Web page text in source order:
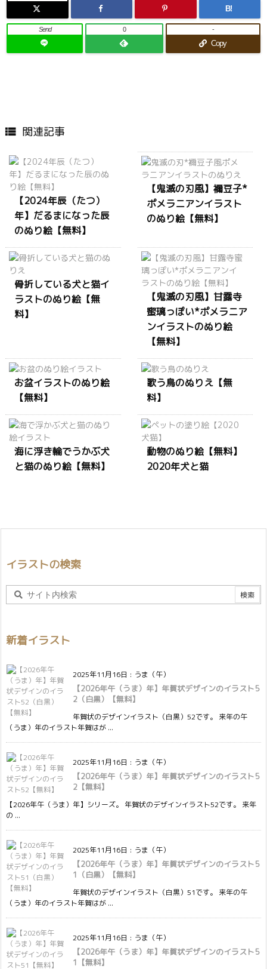
B!
Send 0
Copy
-
 関連記事
【2024年辰（たつ）
年】だるまになった辰
のぬり絵【無料】
【鬼滅の刃風】禰豆子*
ポメラニアンイラスト
のぬり絵【無料】
骨折している犬と猫イ
ラストのぬり絵【無
料】
【鬼滅の刃風】甘露寺
蜜璃っぽい*ポメラニア
ンイラストのぬり絵
【無料】
お盆イラストのぬり絵
【無料】
歌う鳥のぬりえ【無
料】
海に浮き輪でうかぶ犬
と猫のぬり絵【無料】
動物のぬり絵【無料】
2020年犬と猫
イラストの検索
新着イラスト
2025年11月16日 : うま（午）
【2026年午（うま）年】年賀状デザインのイラスト5
2（白黒）【無料】
年賀状のデザインイラスト（白黒）52です。 来年の午
（うま）年のイラスト年賀はが ...
2025年11月16日 : うま（午）
【2026年午（うま）年】年賀状デザインのイラスト5
2【無料】
【2026年午（うま）年】シリーズ。 年賀状のデザインイラスト52です。 来年
の ...
2025年11月16日 : うま（午）
【2026年午（うま）年】年賀状デザインのイラスト5
1（白黒）【無料】
年賀状のデザインイラスト（白黒）51です。 来年の午
（うま）年のイラスト年賀はが ...
2025年11月16日 : うま（午）
【2026年午（うま）年】年賀状デザインのイラスト5
1【無料】